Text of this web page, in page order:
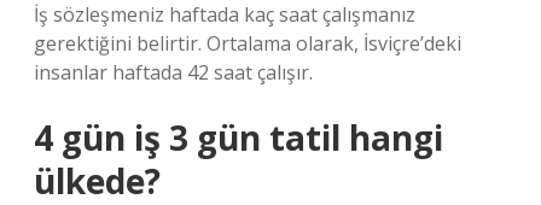
İş sözleşmeniz haftada kaç saat çalışmanız
gerektiğini belirtir. Ortalama olarak, İsviçre’deki
insanlar haftada 42 saat çalışır.
4 gün iş 3 gün tatil hangi
ülkede?